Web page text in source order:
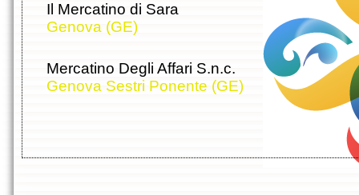
Il Mercatino di Sara
Genova (GE)
Mercatino Degli Affari S.n.c.
Genova Sestri Ponente (GE)